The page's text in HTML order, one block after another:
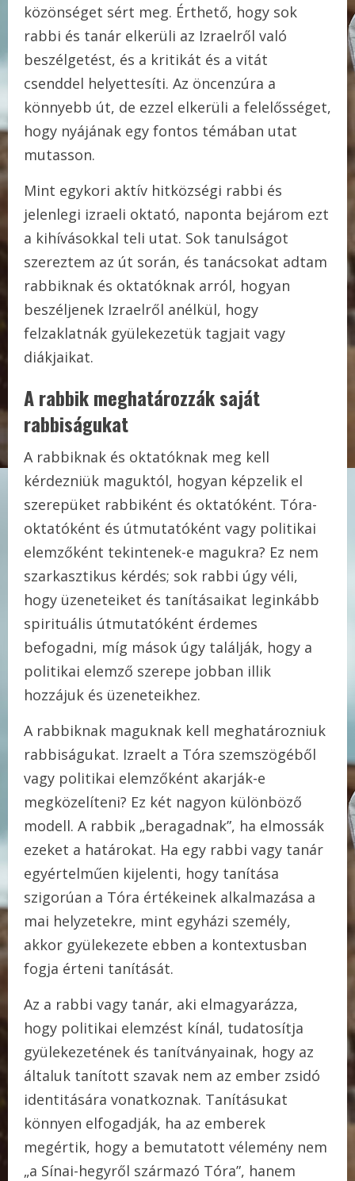
közönséget sért meg. Érthető, hogy sok
rabbi és tanár elkerüli az Izraelről való
beszélgetést, és a kritikát és a vitát
csenddel helyettesíti. Az öncenzúra a
könnyebb út, de ezzel elkerüli a felelősséget,
hogy nyájának egy fontos témában utat
mutasson.
Mint egykori aktív hitközségi rabbi és
jelenlegi izraeli oktató, naponta bejárom ezt
a kihívásokkal teli utat. Sok tanulságot
szereztem az út során, és tanácsokat adtam
rabbiknak és oktatóknak arról, hogyan
beszéljenek Izraelről anélkül, hogy
felzaklatnák gyülekezetük tagjait vagy
diákjaikat.
A rabbik meghatározzák saját
rabbiságukat
A rabbiknak és oktatóknak meg kell
kérdezniük maguktól, hogyan képzelik el
szerepüket rabbiként és oktatóként. Tóra-
oktatóként és útmutatóként vagy politikai
elemzőként tekintenek-e magukra? Ez nem
szarkasztikus kérdés; sok rabbi úgy véli,
hogy üzeneteiket és tanításaikat leginkább
spirituális útmutatóként érdemes
befogadni, míg mások úgy találják, hogy a
politikai elemző szerepe jobban illik
hozzájuk és üzeneteikhez.
A rabbiknak maguknak kell meghatározniuk
rabbiságukat. Izraelt a Tóra szemszögéből
vagy politikai elemzőként akarják-e
megközelíteni? Ez két nagyon különböző
modell. A rabbik „beragadnak”, ha elmossák
ezeket a határokat. Ha egy rabbi vagy tanár
egyértelműen kijelenti, hogy tanítása
szigorúan a Tóra értékeinek alkalmazása a
mai helyzetekre, mint egyházi személy,
akkor gyülekezete ebben a kontextusban
fogja érteni tanítását.
Az a rabbi vagy tanár, aki elmagyarázza,
hogy politikai elemzést kínál, tudatosítja
gyülekezetének és tanítványainak, hogy az
általuk tanított szavak nem az ember zsidó
identitására vonatkoznak. Tanításukat
könnyen elfogadják, ha az emberek
megértik, hogy a bemutatott vélemény nem
„a Sínai-hegyről származó Tóra”, hanem